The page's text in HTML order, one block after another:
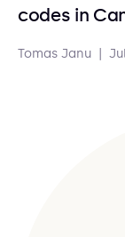
codes in
Tomas Janu